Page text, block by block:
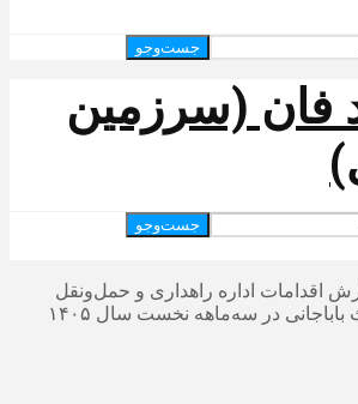
جست‌وجو
جست‌وجو